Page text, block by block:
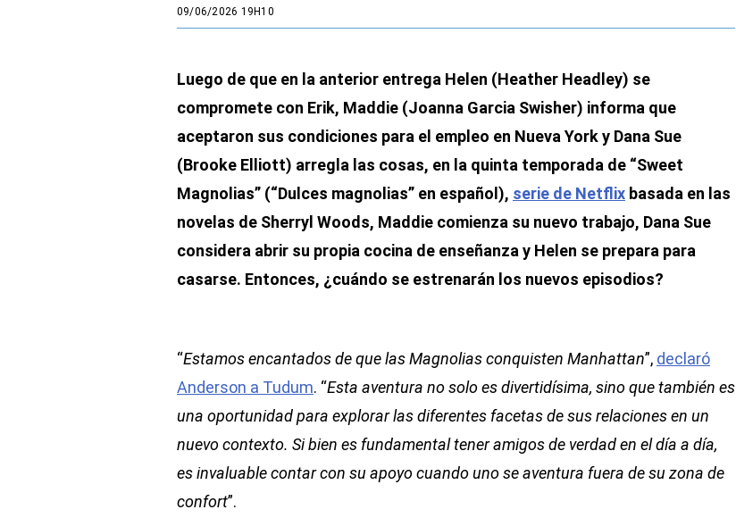
09/06/2026 19H10
Luego de que en la anterior entrega Helen (Heather Headley) se
compromete con Erik, Maddie (Joanna Garcia Swisher) informa que
aceptaron sus condiciones para el empleo en Nueva York y Dana Sue
(Brooke Elliott) arregla las cosas, en la quinta temporada de “Sweet
Magnolias” (“Dulces magnolias” en español), serie de Netflix basada en las
novelas de Sherryl Woods, Maddie comienza su nuevo trabajo, Dana Sue
considera abrir su propia cocina de enseñanza y Helen se prepara para
casarse. Entonces, ¿cuándo se estrenarán los nuevos episodios?
“Estamos encantados de que las Magnolias conquisten Manhattan”, declaró
Anderson a Tudum. “Esta aventura no solo es divertidísima, sino que también es
una oportunidad para explorar las diferentes facetas de sus relaciones en un
nuevo contexto. Si bien es fundamental tener amigos de verdad en el día a día,
es invaluable contar con su apoyo cuando uno se aventura fuera de su zona de
confort”.